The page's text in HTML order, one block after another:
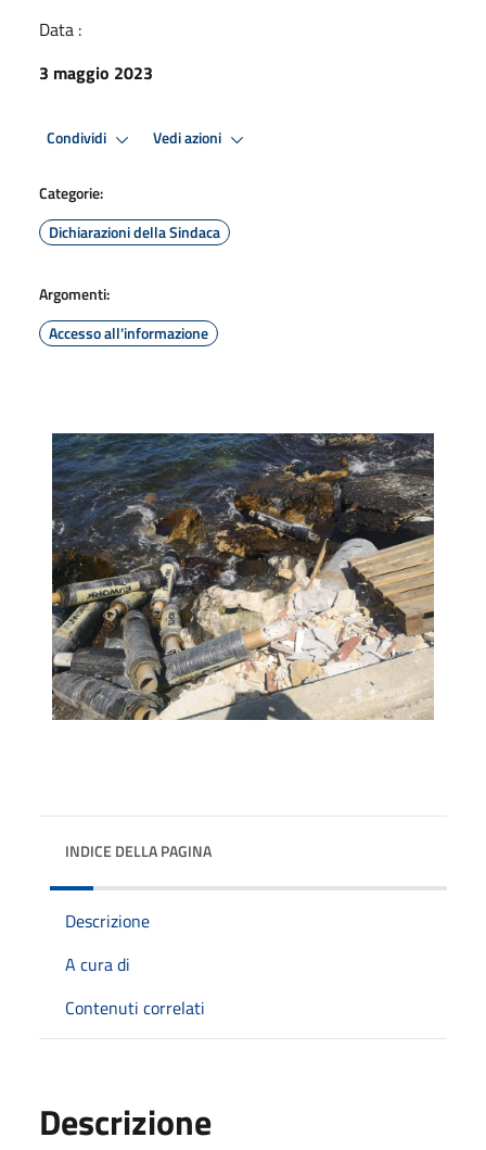
Data :
3 maggio 2023
Condividi Vedi azioni
Categorie:
Dichiarazioni della Sindaca
Argomenti:
Accesso all'informazione
INDICE DELLA PAGINA
Descrizione
A cura di
Contenuti correlati
Descrizione